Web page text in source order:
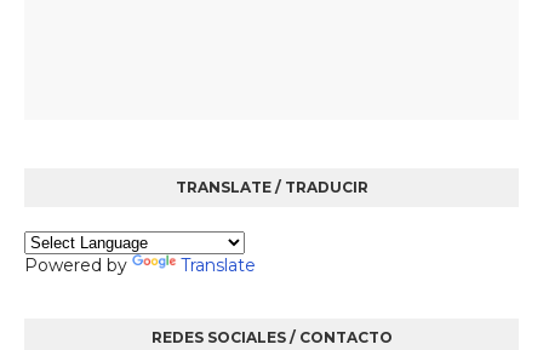
TRANSLATE / TRADUCIR
Powered by Translate
REDES SOCIALES / CONTACTO